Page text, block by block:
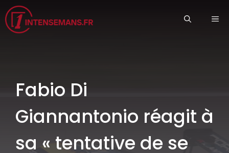
Aller
au
contenu
Fabio Di
Giannantonio réagit à
sa « tentative de se